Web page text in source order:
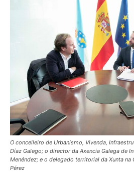
O concelleiro de Urbanismo, Vivenda,
Díaz Galego; o director da Axencia Galega de
Menéndez; e o delegado territorial da Xunta na
Pérez